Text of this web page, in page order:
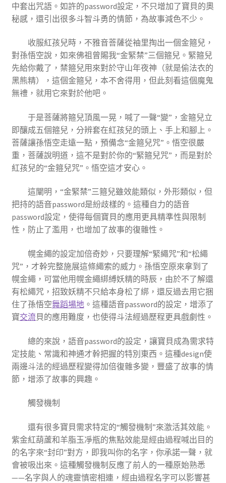
中套出咒語。如許的password設定，不只增加了寶貝的奧
秘感，還引出很多斗智斗勇的情節，為故事減色不少。
收服紅孩兒時，不雅音菩薩從袖里掏出一個金箍兒，
對孫悟空說，如來佛祖曾賜我“金緊禁”三個箍兒。緊箍兒
先給你戴了，禁箍兒用來對於守山年夜神（就是偷法衣的
黑熊精），這個金箍兒，本不舍得用，但此刻看這個魔鬼
無禮，就用它來對於他吧。
于是菩薩將箍兒頂風一晃，喊了一聲“變”，金箍兒立
即釀成五個箍兒，分辨套在紅孩兒的頭上、手上和腳上。
菩薩讓孫悟空走遠一點，預備念“金箍兒咒”。悟空很嚴
重，菩薩說明道，這不是對於你的“緊箍兒咒”，而是對於
紅孩兒的“金箍兒咒”。悟空這才安心。
這闡明，“金緊禁”三箍兒雖效能類似，外形類似，但
把持的語音password是紛歧樣的。這種自力的語音
password設定，使得每個寶貝的應用更具精準性與限制
性，防止了濫用，也增加了故事的復雜性。
幌金繩的設定加倍奇妙，只要理解“緊繩咒”和“松繩
咒”，才幹完整施展這條繩索的威力。孫悟空原來拿到了
幌金繩，可當他用幌金繩綁縛妖精的時辰，由於不了解還
有松繩咒，招致妖精不只給本身松了綁，還反過去用它捆
住了孫悟空舞蹈場地。這種語音password的設定，增添了
寶交流 貝的應用難度，也使得斗法經過歷程更具戲劇性。
總的來說，語音password的設定，讓寶貝成為需求特
定技能、常識和神通才幹把握的特別東西。這種design使
兩邊斗法的經過歷程變得加倍復雜多變，豐盛了故事的情
節，增添了故事的興趣。
觸發機制
還有很多寶貝需求特定的“觸發機制”來激活其效能。
紫金紅葫蘆和羊脂玉凈瓶的焦點效能是經由過程喊出目的
的名字來“封印”對方，即我叫你的名字，你承諾一聲，就
會被吸出來。這種觸發機制反應了前人的一種原始熟悉
——名字與人的魂靈慎密相連，經由過程名字可以影響甚